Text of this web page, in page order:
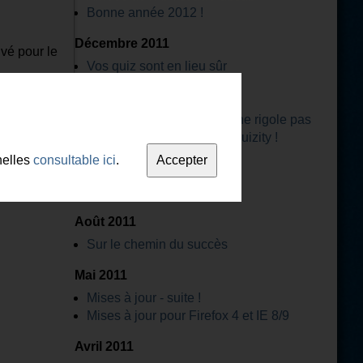
pour le
Bonne année 2012 !
Décembre 2011
Vos quiz sont en lieu sûr
Travailler chez Quizity, ça ne rigole pas
Un nouveau design pour Quizity !
Septembre 2011
Août 2011
Sur le chemin du succès
Mai 2011
Mises à jour - suite !
Mises à jour pour Firefox 4 et IE 8/9
Avril 2011
consultable ici.